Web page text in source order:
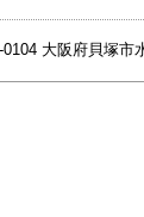
0104 大阪府貝塚市